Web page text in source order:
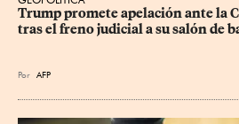
Trump promete apelación ante la
tras el freno judicial a su salón de
Por AFP